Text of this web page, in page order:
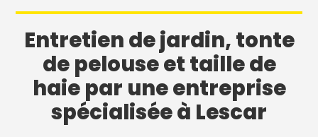
Entretien de jardin, tonte
de pelouse et taille de
haie par une entreprise
spécialisée à Lescar